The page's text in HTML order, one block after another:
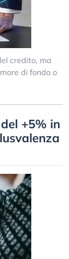
credito, ma
di fondo o
+5% in